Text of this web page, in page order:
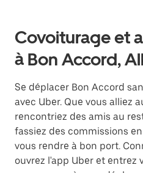
Covoiturage et
à Bon Accord,
Se déplacer Bon Accord
avec Uber. Que vous alliez
rencontriez des amis au
fassiez des commissions
vous rendre à bon port.
ouvrez l'app Uber et